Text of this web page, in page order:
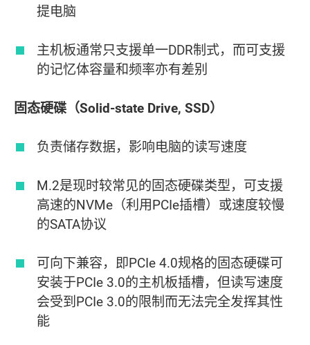
提电脑
主机板通常只支援单一DDR制式，而可支援
的记忆体容量和频率亦有差别
固态硬碟（Solid-state Drive, SSD）
负责储存数据，影响电脑的读写速度
M.2是现时较常见的固态硬碟类型，可支援
高速的NVMe（利用PCIe插槽）或速度较慢
的SATA协议
可向下兼容，即PCIe 4.0规格的固态硬碟可
安装于PCIe 3.0的主机板插槽，但读写速度
会受到PCIe 3.0的限制而无法完全发挥其性
能